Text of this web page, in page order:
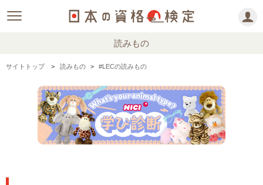
読みもの
サイトトップ 読みもの #LECの読みもの